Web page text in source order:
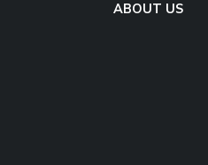
ABOUT US